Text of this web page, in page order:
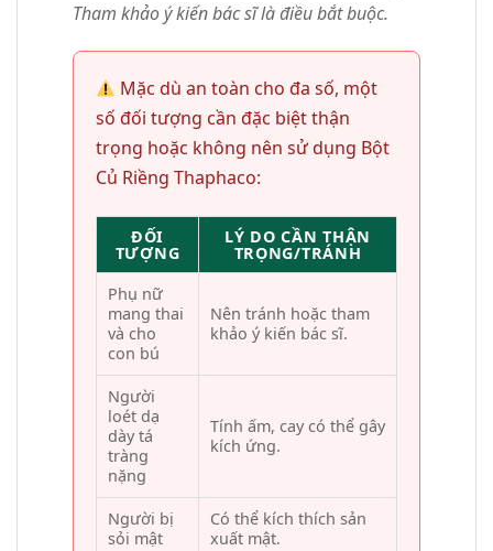
Tham khảo ý kiến bác sĩ là điều bắt buộc.
Mặc dù an toàn cho đa số, một
số đối tượng cần đặc biệt thận
trọng hoặc không nên sử dụng Bột
Củ Riềng Thaphaco:
ĐỐI
TƯỢNG
LÝ DO CẦN THẬN
TRỌNG/TRÁNH
Phụ nữ
mang thai
và cho
con bú
Nên tránh hoặc tham
khảo ý kiến bác sĩ.
Người
loét dạ
dày tá
tràng
nặng
Tính ấm, cay có thể gây
kích ứng.
Người bị
sỏi mật
Có thể kích thích sản
xuất mật.